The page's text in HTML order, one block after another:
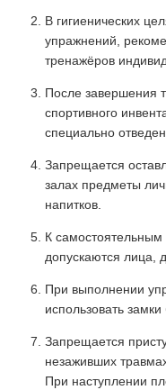
В гигиенических
упражнений,
тренажёров
После завершения
спортивного
специально
Запрещается
залах предметы
напитков.
К
допускаются лица,
При выполнении
использовать
Запрещается
незаживших
При наступлении